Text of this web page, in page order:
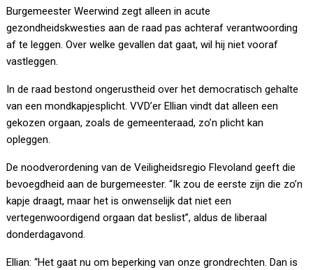
Burgemeester Weerwind zegt alleen in acute
gezondheidskwesties aan de raad pas achteraf verantwoording
af te leggen. Over welke gevallen dat gaat, wil hij niet vooraf
vastleggen.
In de raad bestond ongerustheid over het democratisch gehalte
van een mondkapjesplicht. VVD’er Ellian vindt dat alleen een
gekozen orgaan, zoals de gemeenteraad, zo’n plicht kan
opleggen.
De noodverordening van de Veiligheidsregio Flevoland geeft die
bevoegdheid aan de burgemeester. “Ik zou de eerste zijn die zo’n
kapje draagt, maar het is onwenselijk dat niet een
vertegenwoordigend orgaan dat beslist”, aldus de liberaal
donderdagavond.
Ellian: “Het gaat nu om beperking van onze grondrechten. Dan is